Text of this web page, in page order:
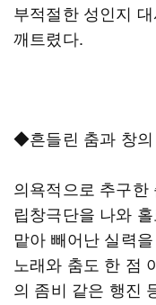
부적절한 성인지
깨트렸다.
◆흔들린 춤과 창
의욕적으로 추구
립창극단을 나와
맡아 빼어난 실력
노래와 춤도 한 점
의 좀비 같은 행진